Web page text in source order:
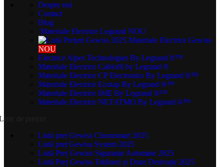
Despre noi
Contact
Blog
Materiale Electrice Legrand NOU
Materiale Electrice Gewiss
NOU
Electrice Alpes Technologies By Legrand ®™
Materiale Electrice Cablofil by Legrand ®
Materiale Electrice CP Electronics By Legrand ®™
Materiale Electrice Ecotap By Legrand ®™
Materiale Electrice IME By Legrand ®™
Materiale Electrice NETATMO By Legrand ®™
de prețuri
Listă preț Gewiss Chorusmart 2025
Listă preț Gewiss System 2025
Listă Preț Gewiss Siguranțe Automate 2025
Listă Preț Gewiss Tablouri și Doze Derivație 2025